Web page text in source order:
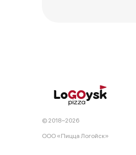
© 2018−2026
OOO «Пицца Логойск»